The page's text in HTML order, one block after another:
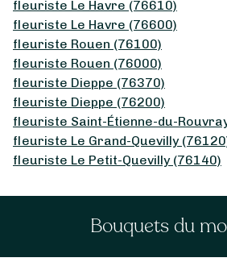
fleuriste Le Havre (76610)
fleuriste Le Havre (76600)
fleuriste Rouen (76100)
fleuriste Rouen (76000)
fleuriste Dieppe (76370)
fleuriste Dieppe (76200)
fleuriste Saint-Étienne-du-
fleuriste Le Grand-Quevilly
fleuriste Le Petit-Quevilly (76140)
Bouquets du